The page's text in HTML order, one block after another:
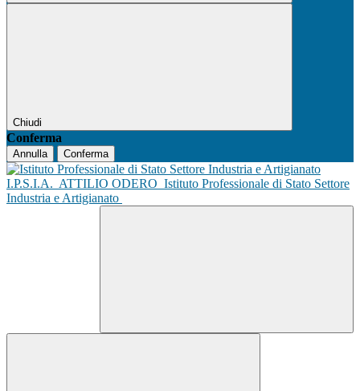
Chiudi
Conferma
Annulla Conferma
I.P.S.I.A. ATTILIO ODERO Istituto Professionale di Stato Settore
Industria e Artigianato